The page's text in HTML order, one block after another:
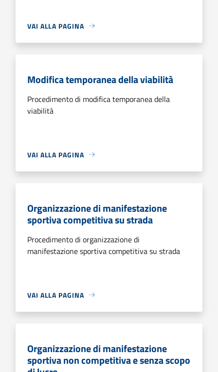
VAI ALLA PAGINA
Modifica temporanea della viabilità
Procedimento di modifica temporanea della
viabilità
VAI ALLA PAGINA
Organizzazione di manifestazione
sportiva competitiva su strada
Procedimento di organizzazione di
manifestazione sportiva competitiva su strada
VAI ALLA PAGINA
Organizzazione di manifestazione
sportiva non competitiva e senza scopo